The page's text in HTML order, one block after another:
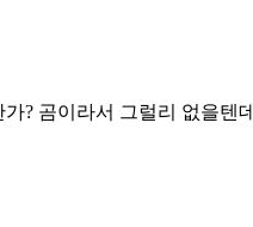
? 곰이라서 그럴리 없을텐데